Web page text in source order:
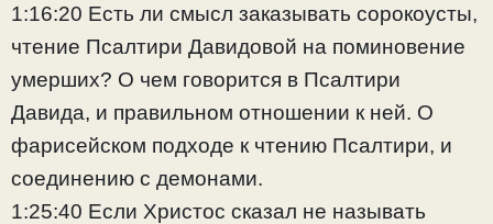
1:16:20 Есть ли смысл заказывать сорокоусты,
чтение Псалтири Давидовой на поминовение
умерших? О чем говорится в Псалтири
Давида, и правильном отношении к ней. О
фарисейском подходе к чтению Псалтири, и
соединению с демонами.
1:25:40 Если Христос сказал не называть